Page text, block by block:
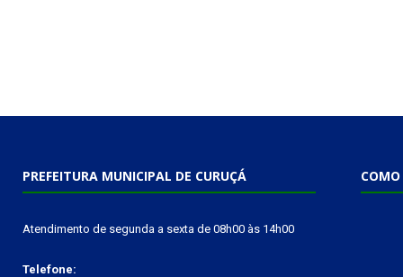
PREFEITURA MUNICIPAL DE CURUÇÁ
Atendimento de segunda a sexta de 08h00 às 14h00
Telefone:
COMO